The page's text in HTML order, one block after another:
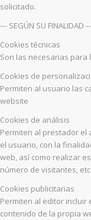
solicitado.
--- SEGÚN SU FINALIDAD
Cookies técnicas
Son las necesarias para
Cookies de
Permiten al usuario las
website
Cookies de análisis
Permiten al prestador el
el usuario, con la
web, así como realizar
número de visitantes, etc.
Cookies publicitarias
Permiten al editor incluir
contenido de la propia